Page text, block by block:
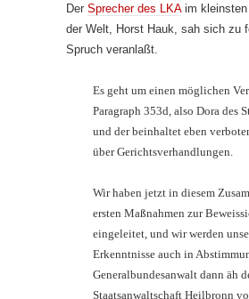
Der Sprecher des LKAim kleinsten
der Welt, Horst Hauk, sah sich zu
Spruch veranlaßt.
Es geht um einen möglichen
Paragraph 353d, also Dora des
und der beinhaltet eben
über Gerichtsverhandlungen.
Wir haben jetzt in diesem
ersten Maßnahmen zur
eingeleitet, und wir werden
Erkenntnisse auch in
Generalbundesanwalt dann äh
Staatsanwaltschaft Heilbronn